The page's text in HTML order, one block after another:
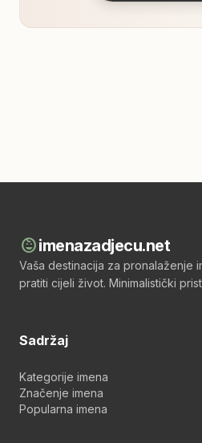
child_careimenazadjecu.net
Vaša destinacija za pronalaženje
pratiti cijeli život. Minimalistički
Sadržaj
Kategorije imena
Značenje imena
Popularna imena